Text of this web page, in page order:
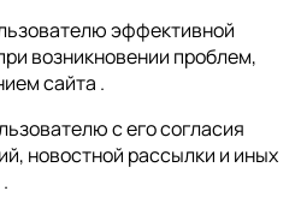
эффективной
возникновении проблем,
сайта .
с его согласия
новостной рассылки и иных